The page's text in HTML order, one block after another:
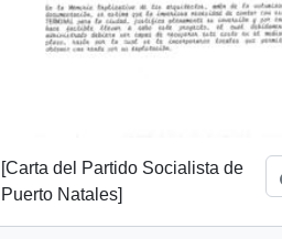
[Carta del Partido Socialista de
Puerto Natales]